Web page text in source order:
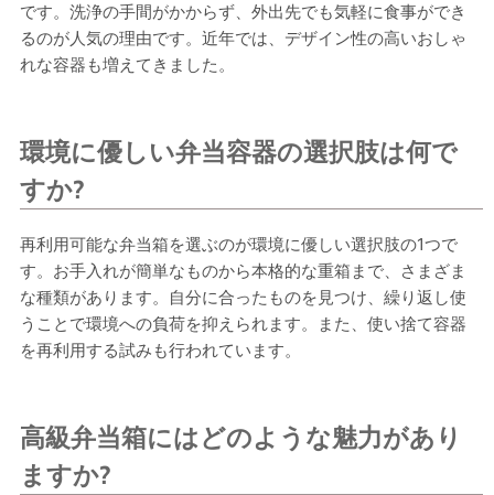
です。洗浄の手間がかからず、外出先でも気軽に食事ができ
るのが人気の理由です。近年では、デザイン性の高いおしゃ
れな容器も増えてきました。
環境に優しい弁当容器の選択肢は何で
すか?
再利用可能な弁当箱を選ぶのが環境に優しい選択肢の1つで
す。お手入れが簡単なものから本格的な重箱まで、さまざま
な種類があります。自分に合ったものを見つけ、繰り返し使
うことで環境への負荷を抑えられます。また、使い捨て容器
を再利用する試みも行われています。
高級弁当箱にはどのような魅力があり
ますか?